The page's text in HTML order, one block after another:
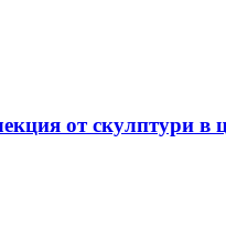
от скулптури в